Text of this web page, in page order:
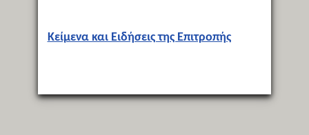
Κείμενα και Ειδήσεις της Επιτροπής